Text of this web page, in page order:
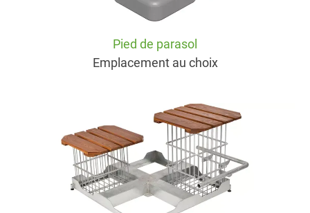
Pied de parasol
Emplacement au choix